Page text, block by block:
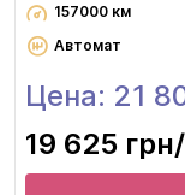
157000 км
Автомат
Цена: 21
19 625 грн